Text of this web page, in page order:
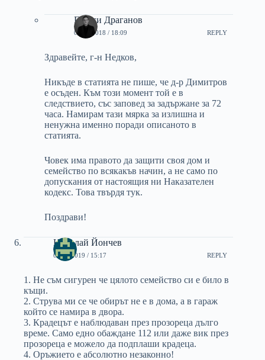
Георги Драганов
05/03/2018 / 18:09 REPLY
Здравейте, г-н Недков,
Никъде в статията не пише, че д-р Димитров
е осъден. Към този момент той е в
следствието, със заповед за задържане за 72
часа. Намирам тази мярка за излишна и
ненужна именно поради описаното в
статията.
Човек има правото да защити своя дом и
семейство по всякакъв начин, а не само по
допускания от настоящия ни Наказателен
кодекс. Това твърдя тук.
Поздрави!
Николай Йончев
07/02/2019 / 15:17 REPLY
1. Не съм сигурен че цялото семейство си е било в
къщи.
2. Струва ми се че обирът не е в дома, а в гараж
който се намира в двора.
3. Крадецът е наблюдаван през прозореца дълго
време. Само едно обаждане 112 или даже вик през
прозореца е можело да подплаши крадеца.
4. Оръжието е абсолютно незаконно!